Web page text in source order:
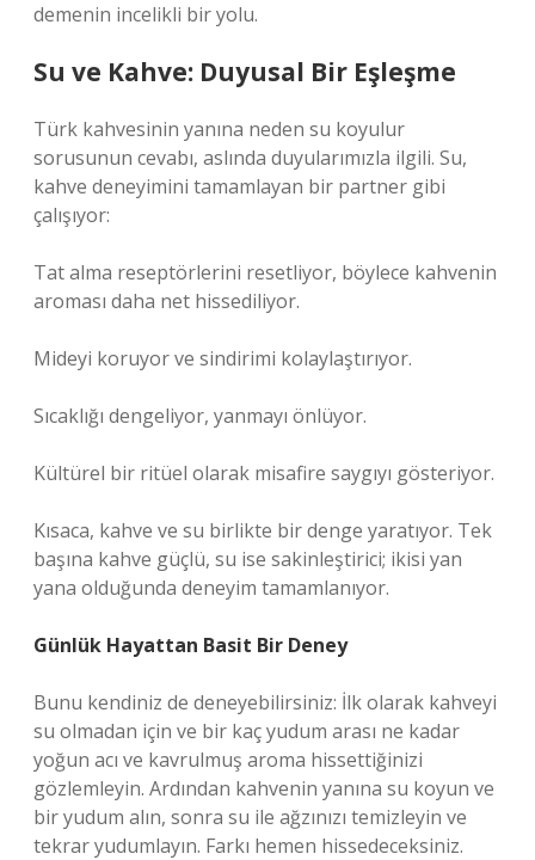
demenin incelikli bir yolu.
Su ve Kahve: Duyusal Bir Eşleşme
Türk kahvesinin yanına neden su koyulur
sorusunun cevabı, aslında duyularımızla ilgili. Su,
kahve deneyimini tamamlayan bir partner gibi
çalışıyor:
Tat alma reseptörlerini resetliyor, böylece kahvenin
aroması daha net hissediliyor.
Mideyi koruyor ve sindirimi kolaylaştırıyor.
Sıcaklığı dengeliyor, yanmayı önlüyor.
Kültürel bir ritüel olarak misafire saygıyı gösteriyor.
Kısaca, kahve ve su birlikte bir denge yaratıyor. Tek
başına kahve güçlü, su ise sakinleştirici; ikisi yan
yana olduğunda deneyim tamamlanıyor.
Günlük Hayattan Basit Bir Deney
Bunu kendiniz de deneyebilirsiniz: İlk olarak kahveyi
su olmadan için ve bir kaç yudum arası ne kadar
yoğun acı ve kavrulmuş aroma hissettiğinizi
gözlemleyin. Ardından kahvenin yanına su koyun ve
bir yudum alın, sonra su ile ağzınızı temizleyin ve
tekrar yudumlayın. Farkı hemen hissedeceksiniz.